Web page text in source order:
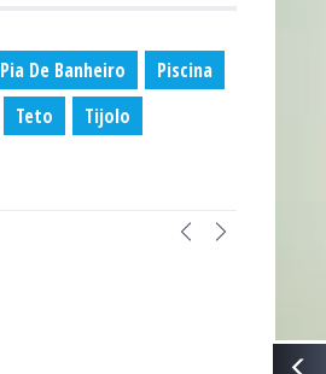
Pia De Banheiro
Piscina
Teto
Tijolo